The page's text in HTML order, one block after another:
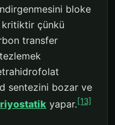
bloke
kritiktir çünkü
transfer
sentezini bozar ve
yapar.[13]